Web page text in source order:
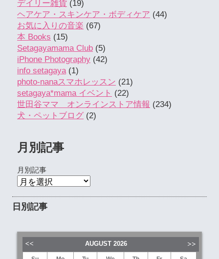
デイリー雑貨 (19)
ヘアケア・スキンケア・ボディケア (44)
お気に入りの音楽 (67)
本 Books (15)
Setagayamama Club (5)
iPhone Photography (42)
info setagaya(1)
photo-nanaスマホレッスン (21)
setagaya*mama イベント (22)
世田谷ママ オンラインストア情報 (234)
犬・ペットブログ (2)
月別記事
月別記事
日別記事
AUGUST 2026